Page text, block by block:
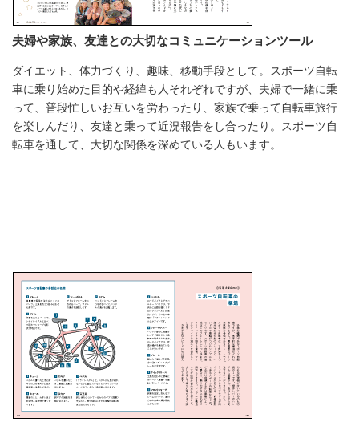
夫婦や家族、友達との大切なコミュニケーションツール
ダイエット、体力づくり、趣味、移動手段として。スポーツ自転
車に乗り始めた目的や経緯も人それぞれですが、夫婦で一緒に乗
って、普段忙しいお互いを労わったり、家族で乗って自転車旅行
を楽しんだり、友達と乗って近況報告をし合ったり。スポーツ自
転車を通して、大切な関係を深めている人もいます。